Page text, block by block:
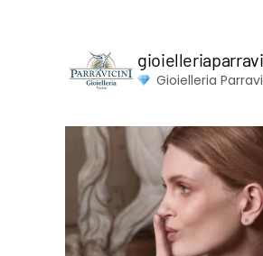
Gioielleria